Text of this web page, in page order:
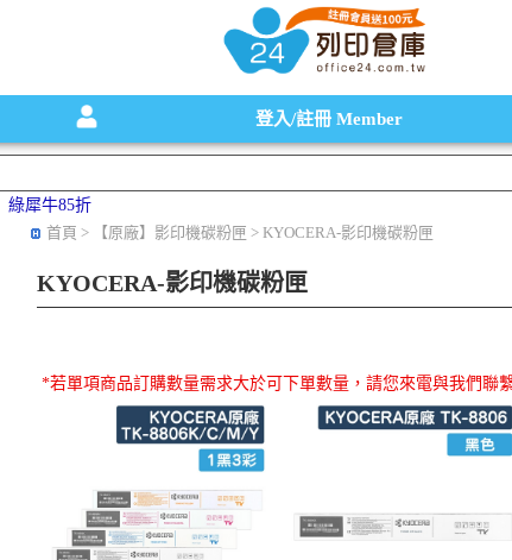
碳粉匣，墨水匣,原廠碳粉匣，副廠碳粉匣，環保碳粉匣,連續供墨印
登入/註冊 Member
綠犀牛85折
首頁 > 【原廠】影印機碳粉匣 > KYOCERA-影印機碳粉匣
KYOCERA-影印機碳粉匣
*若單項商品訂購數量需求大於可下單數量，請您來電與我們聯